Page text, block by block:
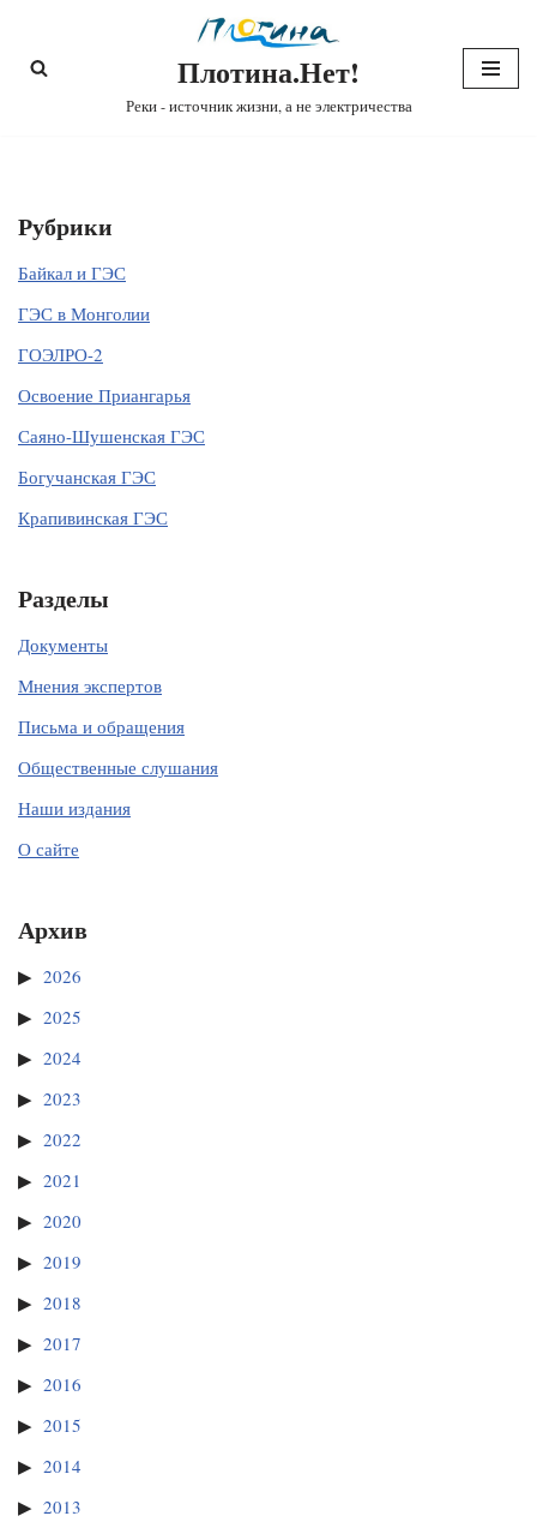
Перейти
Плотина.Нет!
Реки - источник жизни, а не электричества
Рубрики
Байкал и ГЭС
ГЭС в Монголии
ГОЭЛРО-2
Освоение Приангарья
Саяно-Шушенская ГЭС
Богучанская ГЭС
Крапивинская ГЭС
Разделы
Документы
Мнения экспертов
Письма и обращения
Общественные слушания
Наши издания
О сайте
Архив
2026
2025
2024
2023
2022
2021
2020
2019
2018
2017
2016
2015
2014
2013